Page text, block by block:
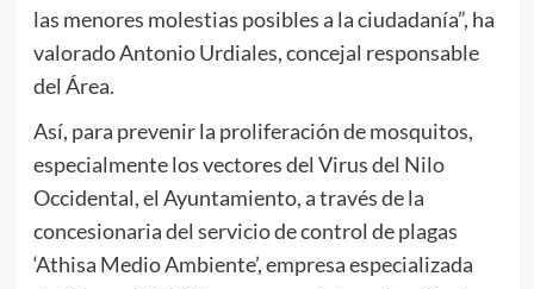
las menores molestias posibles a la ciudadanía”, ha
valorado Antonio Urdiales, concejal responsable
del Área.
Así, para prevenir la proliferación de mosquitos,
especialmente los vectores del Virus del Nilo
Occidental, el Ayuntamiento, a través de la
concesionaria del servicio de control de plagas
‘Athisa Medio Ambiente’, empresa especializada